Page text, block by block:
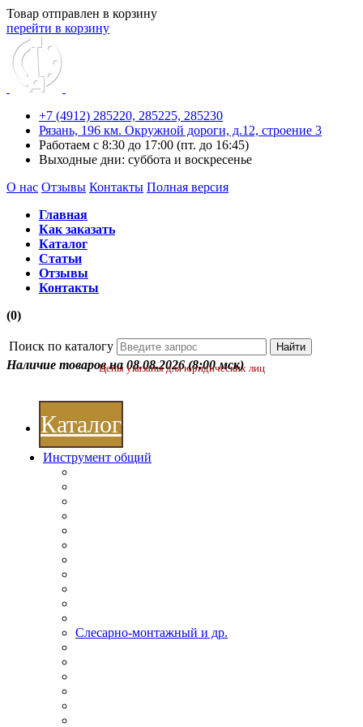
Товар отправлен в корзину
перейти в корзину
+7 (4912) 285220, 285225, 285230
Рязань, 196 км. Окружной дороги, д.12, строение 3
Работаем с 8:30 до 17:00 (пт. до 16:45)
Выходные дни: суббота и воскресенье
О нас Отзывы Контакты Полная версия
Главная
Как заказать
Каталог
Статьи
Отзывы
Контакты
(0)
Поиск по каталогу
Наличие товаров на 08.08.2026 (8:00 мск)
Цены указаны для юридических лиц
Каталог
Инструмент общий
Слесарно-монтажный и др.